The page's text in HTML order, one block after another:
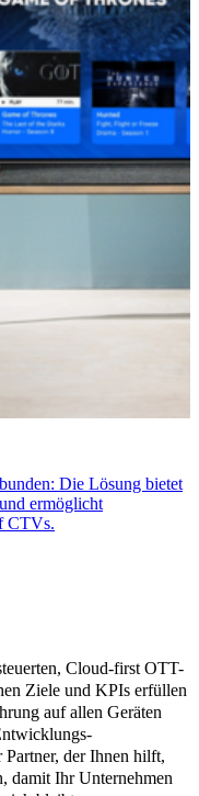
Die Lösung bietet
ermöglicht
CTVs.
Cloud-first OTT-
Ziele und KPIs erfüllen
auf allen Geräten
der Ihnen hilft,
damit Ihr Unternehmen